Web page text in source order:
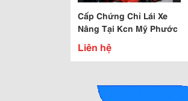
Cấp Chứng Chỉ Lái Xe
Nâng Tại Kcn Mỹ Phước
Liên hệ